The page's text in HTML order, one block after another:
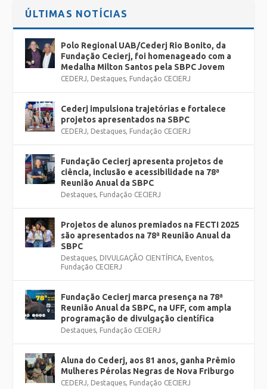
ÚLTIMAS NOTÍCIAS
Polo Regional UAB/Cederj Rio Bonito, da
Fundação Cecierj, foi homenageado com a
Medalha Milton Santos pela SBPC Jovem
CEDERJ, Destaques, Fundação CECIERJ
Cederj impulsiona trajetórias e fortalece
projetos apresentados na SBPC
CEDERJ, Destaques, Fundação CECIERJ
Fundação Cecierj apresenta projetos de
ciência, inclusão e acessibilidade na 78ª
Reunião Anual da SBPC
Destaques, Fundação CECIERJ
Projetos de alunos premiados na FECTI 2025
são apresentados na 78ª Reunião Anual da
SBPC
Destaques, DIVULGAÇÃO CIENTÍFICA, Eventos,
Fundação CECIERJ
Fundação Cecierj marca presença na 78ª
Reunião Anual da SBPC, na UFF, com ampla
programação de divulgação científica
Destaques, Fundação CECIERJ
Aluna do Cederj, aos 81 anos, ganha Prêmio
Mulheres Pérolas Negras de Nova Friburgo
CEDERJ, Destaques, Fundação CECIERJ